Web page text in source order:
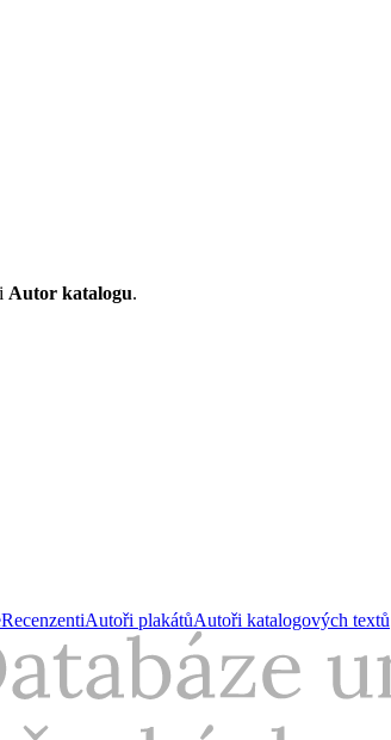
Autor katalogu.
RecenzentiAutoři plakátůAutoři katalogových textů